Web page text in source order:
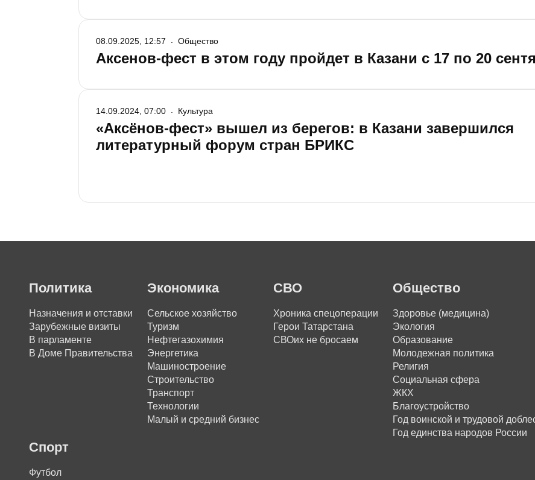
Аксенов-фест в этом году пройдет в Казани с 17 по 20
08.09.2025, 12:57 Общество
«Аксёнов-фест» вышел из берегов: в Казани завершился
литературный форум стран БРИКС
14.09.2024, 07:00 Культура
Политика
Назначения и отставки
Зарубежные визиты
В парламенте
В Доме Правительства
Экономика
Сельское хозяйство
Туризм
Нефтегазохимия
Энергетика
Машиностроение
Строительство
Транспорт
Технологии
Малый и средний бизнес
СВО
Хроника спецоперации
Герои Татарстана
СВОих не бросаем
Общество
Здоровье (медицина)
Экология
Образование
Молодежная политика
Религия
Социальная сфера
ЖКХ
Благоустройство
Год воинской и трудовой
Год единства народов России
Спорт
Футбол